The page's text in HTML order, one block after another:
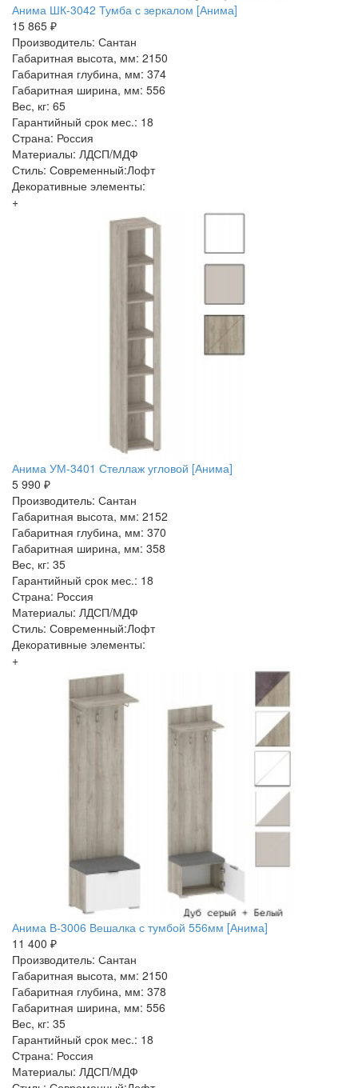
Анима ШК-3042 Тумба с зеркалом [Анима]
15 865 ₽
Производитель: Сантан
Габаритная высота, мм: 2150
Габаритная глубина, мм: 374
Габаритная ширина, мм: 556
Вес, кг: 65
Гарантийный срок мес.: 18
Страна: Россия
Материалы: ЛДСП/МДФ
Стиль: Современный:Лофт
Декоративные элементы:
+
Анима УМ-3401 Стеллаж угловой [Анима]
5 990 ₽
Производитель: Сантан
Габаритная высота, мм: 2152
Габаритная глубина, мм: 370
Габаритная ширина, мм: 358
Вес, кг: 35
Гарантийный срок мес.: 18
Страна: Россия
Материалы: ЛДСП/МДФ
Стиль: Современный:Лофт
Декоративные элементы:
+
Анима В-3006 Вешалка с тумбой 556мм [Анима]
11 400 ₽
Производитель: Сантан
Габаритная высота, мм: 2150
Габаритная глубина, мм: 378
Габаритная ширина, мм: 556
Вес, кг: 35
Гарантийный срок мес.: 18
Страна: Россия
Материалы: ЛДСП/МДФ